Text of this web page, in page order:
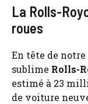
La Rolls-
roues
En tête de
sublime Rolls-
estimé à 23
de voiture